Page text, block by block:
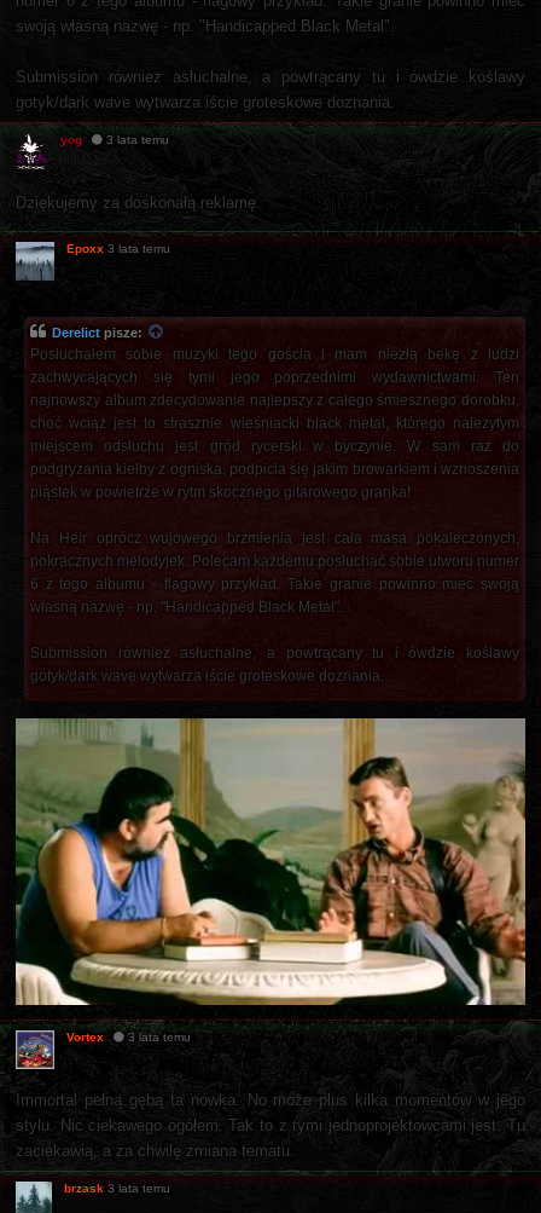
swoją własną nazwę - np. "Handicapped Black Metal".
Submission również asłuchalne, a powtrącany tu i ówdzie koślawy
gotyk/dark wave wytwarza iście groteskowe doznania.
yog 3 lata temu
Dziękujemy za doskonałą reklamę.
Epoxx 3 lata temu
Derelict pisze:
Posłuchałem sobie muzyki tego gościa i mam niezłą bekę z ludzi
zachwycających się tymi jego poprzednimi wydawnictwami. Ten
najnowszy album zdecydowanie najlepszy z całego śmiesznego dorobku,
choć wciąż jest to strasznie wieśniacki black metal, którego należytym
miejscem odsłuchu jest gród rycerski w byczynie. W sam raz do
podgryzania kiełby z ogniska, podpicia się jakim browarkiem i wznoszenia
piąstek w powietrze w rytm skocznego gitarowego granka!
Na Heir oprócz wujowego brzmienia jest cała masa pokaleczonych,
pokracznych melodyjek. Polecam każdemu posłuchać sobie utworu numer
6 z tego albumu - flagowy przykład. Takie granie powinno mieć swoją
własną nazwę - np. "Handicapped Black Metal".
Submission również asłuchalne, a powtrącany tu i ówdzie koślawy
gotyk/dark wave wytwarza iście groteskowe doznania.
Vortex 3 lata temu
Immortal pełną gębą ta nówka. No może plus kilka momentów w jego
stylu. Nic ciekawego ogółem. Tak to z tymi jednoprojektowcami jest. Tu
zaciekawią, a za chwilę zmiana tematu.
brzask 3 lata temu